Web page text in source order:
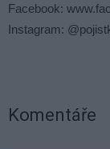
Facebook:
Instagram:
Komentáře